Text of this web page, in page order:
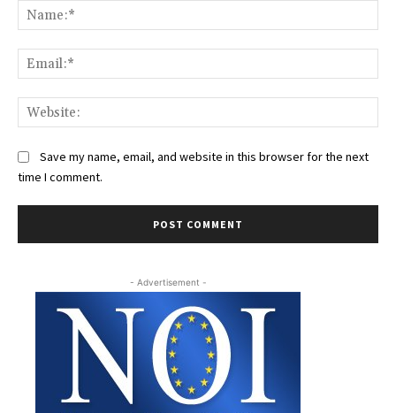
Save my name, email, and website in this browser for the next
time I comment.
- Advertisement -